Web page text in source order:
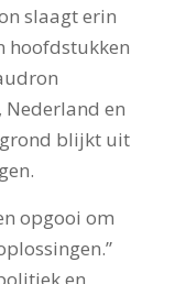
slaagt erin
hoofdstukken
en
blijkt uit
opgooi om
en